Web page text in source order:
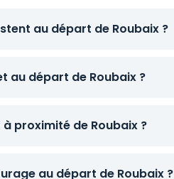
au départ de Roubaix ?
au départ de Roubaix ?
proximité de Roubaix ?
au départ de Roubaix ?